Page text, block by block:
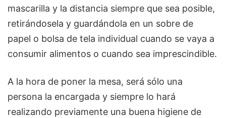
mascarilla y la distancia siempre que sea posible,
retirándosela y guardándola en un sobre de
papel o bolsa de tela individual cuando se vaya a
consumir alimentos o cuando sea imprescindible.
A la hora de poner la mesa, será sólo una
persona la encargada y siempre lo hará
realizando previamente una buena higiene de